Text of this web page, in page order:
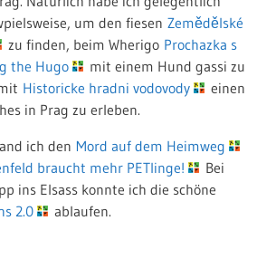
um den fiesen Zemědělské
zu finden, beim Wherigo Prochazka s
the Hugo
mit einem Hund gassi zu
Historicke hradni vodovody
einen
in Prag zu erleben.
ich den Mord auf dem Heimweg
braucht mehr PETlinge!
Bei
ins Elsass konnte ich die schöne
2.0
ablaufen.